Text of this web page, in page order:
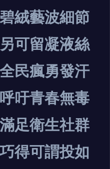
絨藝波細節
可留凝液絲
民瘋勇發汗
吁青春無毒
足衛生社群
得可謂投如